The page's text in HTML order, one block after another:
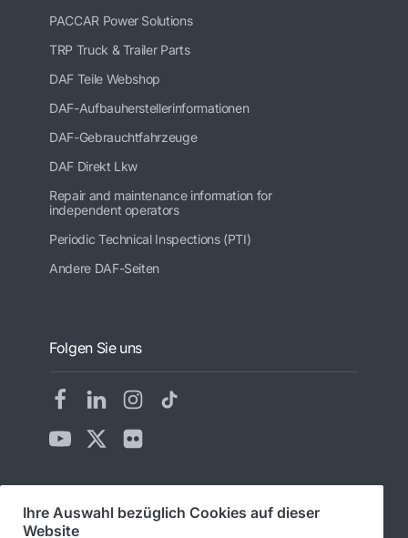
PACCAR Power Solutions
TRP Truck & Trailer Parts
DAF Teile Webshop
DAF-Aufbauherstellerinformationen
DAF-Gebrauchtfahrzeuge
DAF Direkt Lkw
Repair and maintenance information for
independent operators
Periodic Technical Inspections (PTI)
Andere DAF-Seiten
Folgen Sie uns
© 2026 DAF
Ihre Auswahl bezüglich Cookies auf dieser
Website